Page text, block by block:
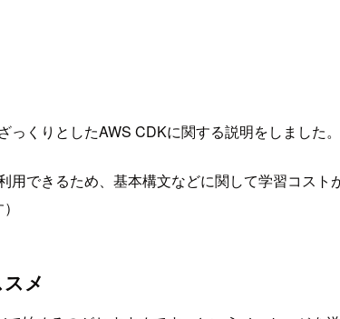
くりとしたAWS CDKに関する説明をしました。
用できるため、基本構文などに関して学習コス
メ